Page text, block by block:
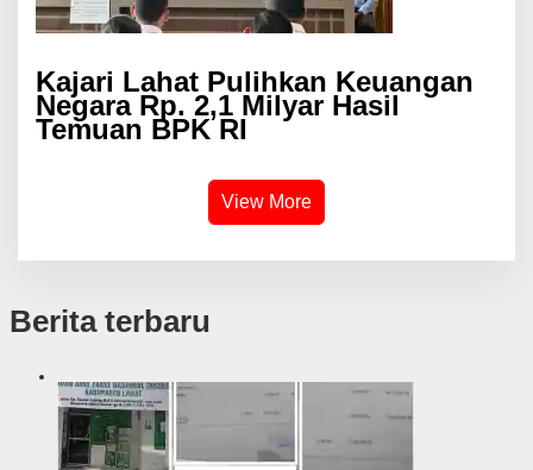
Kajari Lahat Pulihkan Keuangan
Negara Rp. 2,1 Milyar Hasil
Temuan BPK RI
View More
Berita terbaru